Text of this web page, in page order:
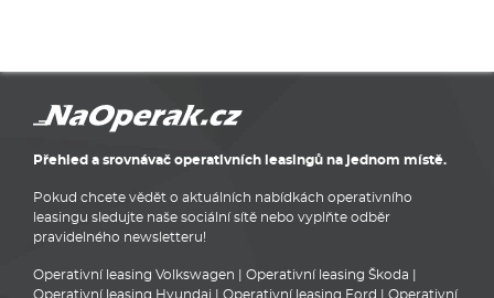
Přehled a srovnávač operativních leasingů na jednom místě.
Pokud chcete vědět o aktuálních nabídkách operativního
leasingu sledujte naše sociální sítě nebo vyplňte odběr
pravidelného newsletteru!
Operativní leasing Volkswagen Operativní leasing Škoda
Operativní leasing Hyundai
Operativní leasing Ford Operativní